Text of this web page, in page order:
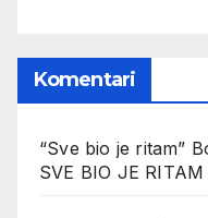
Komentari
“Sve bio je ritam”
SVE BIO JE